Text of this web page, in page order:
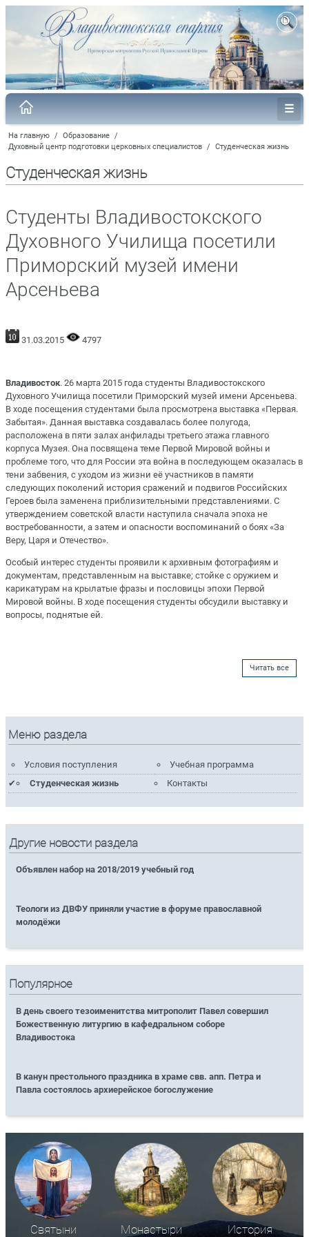
На главную / Образование /
Духовный центр подготовки церковных специалистов / Студенческая жизнь
Студенческая жизнь
Студенты Владивостокского
Духовного Училища посетили
Приморский музей имени
Арсеньева
31.03.2015 4797
Владивосток. 26 марта 2015 года студенты Владивостокского
Духовного Училища посетили Приморский музей имени Арсеньева.
В ходе посещения студентами была просмотрена выставка «Первая.
Забытая». Данная выставка создавалась более полугода,
расположена в пяти залах анфилады третьего этажа главного
корпуса Музея. Она посвящена теме Первой Мировой войны и
проблеме того, что для России эта война в последующем оказалась в
тени забвения, с уходом из жизни её участников в памяти
следующих поколений история сражений и подвигов Российских
Героев была заменена приблизительными представлениями. С
утверждением советской власти наступила сначала эпоха не
востребованности, а затем и опасности воспоминаний о боях «За
Веру, Царя и Отечество».
Особый интерес студенты проявили к архивным фотографиям и
документам, представленным на выставке; стойке с оружием и
карикатурам на крылатые фразы и пословицы эпохи Первой
Мировой войны. В ходе посещения студенты обсудили выставку и
вопросы, поднятые ей.
Читать все
Меню раздела
Условия поступления
Учебная программа
Студенческая жизнь
Контакты
Другие новости раздела
Объявлен набор на 2018/2019 учебный год
Теологи из ДВФУ приняли участие в форуме православной
молодёжи
Популярное
В день своего тезоименитства митрополит Павел совершил
Божественную литургию в кафедральном соборе
Владивостока
В канун престольного праздника в храме свв. апп. Петра и
Павла состоялось архиерейское богослужение
Святыни Монастыри История